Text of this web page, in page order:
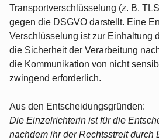
Transportverschlüsselung (z. B.
gegen die DSGVO darstellt. Eine
Verschlüsselung ist zur Einhaltung
die Sicherheit der Verarbeitung
die Kommunikation von nicht
zwingend erforderlich.
Aus den Entscheidungsgründen:
Die Einzelrichterin ist für die
nachdem ihr der Rechtsstreit durch